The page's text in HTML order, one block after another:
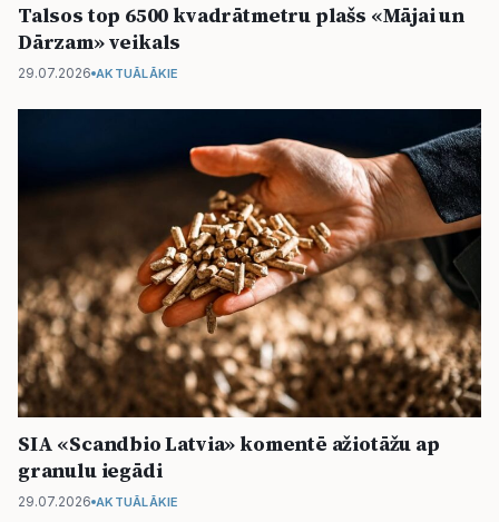
Talsos top 6500 kvadrātmetru plašs «Mājai un
Dārzam» veikals
29.07.2026 AKTUĀLĀKIE
SIA «Scandbio Latvia» komentē ažiotāžu ap
granulu iegādi
29.07.2026 AKTUĀLĀKIE